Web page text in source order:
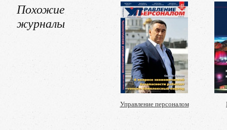
Похожие
журналы
Управление персоналом